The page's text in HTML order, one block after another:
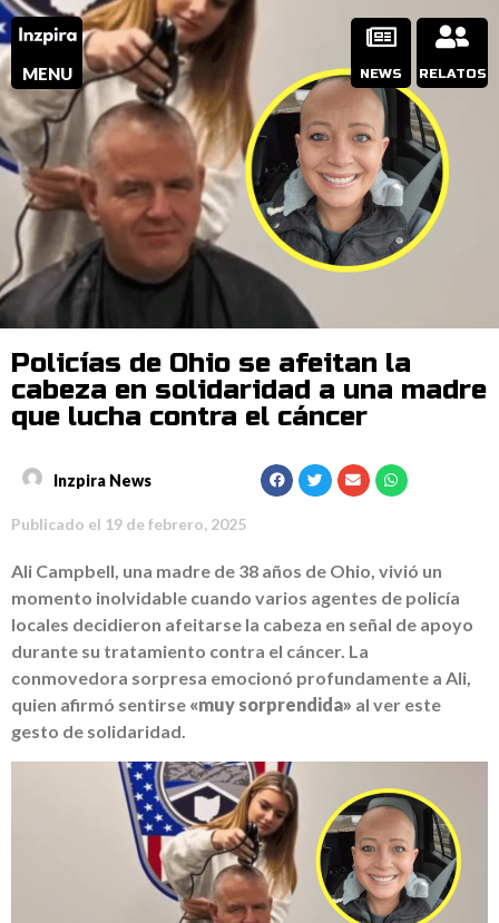
MENU NEWS RELATOS
Policías de Ohio se afeitan la
cabeza en solidaridad a una madre
que lucha contra el cáncer
Inzpira News
Publicado el 19 de febrero, 2025
Ali Campbell, una madre de 38 años de Ohio, vivió un
momento inolvidable cuando varios agentes de policía
locales decidieron afeitarse la cabeza en señal de apoyo
durante su tratamiento contra el cáncer. La
conmovedora sorpresa emocionó profundamente a Ali,
quien afirmó sentirse «muy sorprendida» al ver este
gesto de solidaridad.